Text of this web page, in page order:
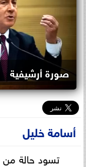
صورة أرشيفية
أسامة خليل
تسود حالة من